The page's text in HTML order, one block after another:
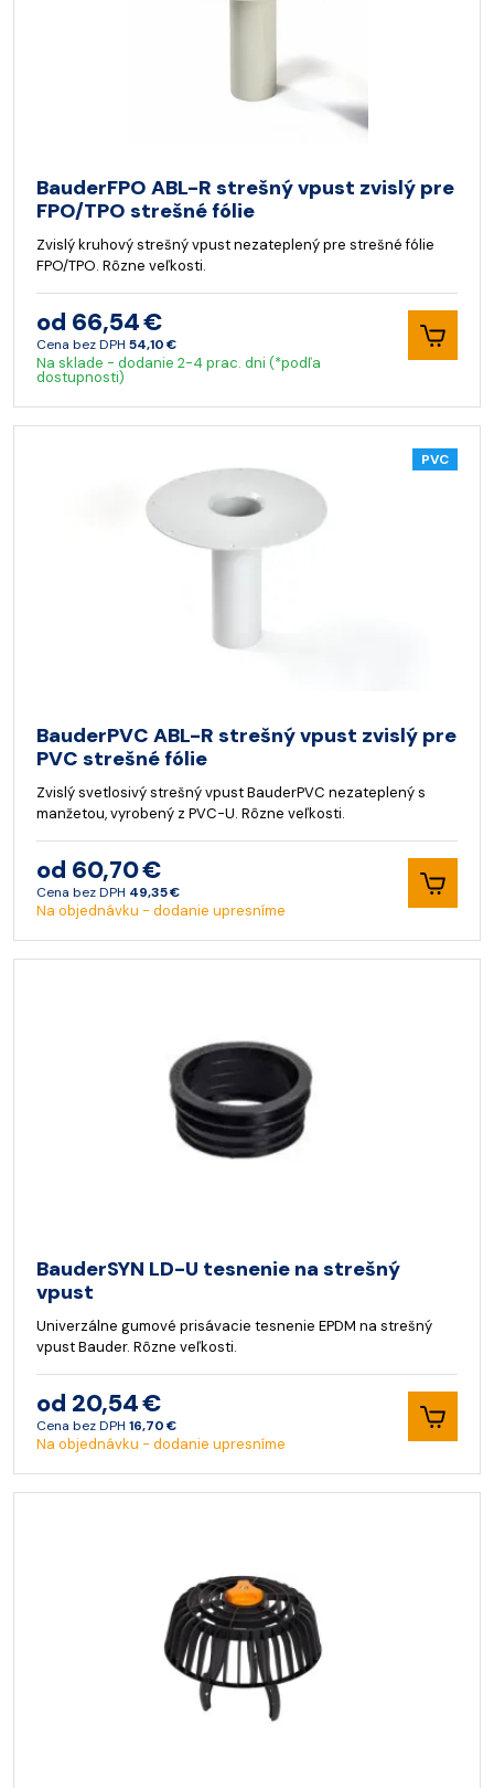
BauderFPO ABL-R strešný vpust zvislý pre
FPO/TPO strešné fólie
Zvislý kruhový strešný vpust nezateplený pre strešné fólie
FPO/TPO. Rôzne veľkosti.
od 66,54 €
Cena bez DPH 54,10 €
Na sklade - dodanie 2-4 prac. dni (*podľa
dostupnosti)
PVC
BauderPVC ABL-R strešný vpust zvislý pre
PVC strešné fólie
Zvislý svetlosivý strešný vpust BauderPVC nezateplený s
manžetou, vyrobený z PVC-U. Rôzne veľkosti.
od 60,70 €
Cena bez DPH 49,35 €
Na objednávku - dodanie upresníme
BauderSYN LD-U tesnenie na strešný
vpust
Univerzálne gumové prisávacie tesnenie EPDM na strešný
vpust Bauder. Rôzne veľkosti.
od 20,54 €
Cena bez DPH 16,70 €
Na objednávku - dodanie upresníme